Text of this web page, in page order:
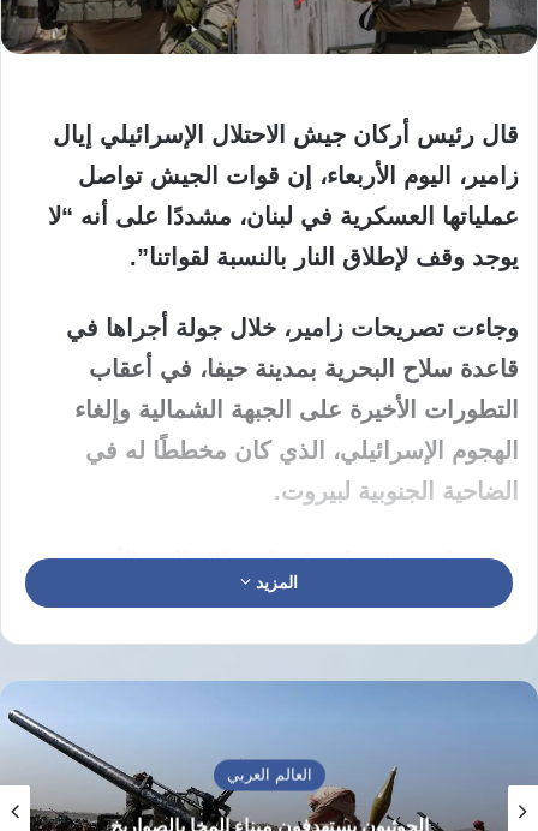
قال رئيس أركان جيش الاحتلال الإسرائيلي إيال
زامير، اليوم الأربعاء، إن قوات الجيش تواصل
عملياتها العسكرية في لبنان، مشددًا على أنه “لا
يوجد وقف لإطلاق النار بالنسبة لقواتنا”.
وجاءت تصريحات زامير، خلال جولة أجراها في
قاعدة سلاح البحرية بمدينة حيفا، في أعقاب
التطورات الأخيرة على الجبهة الشمالية وإلغاء
الهجوم الإسرائيلي، الذي كان مخططًا له في
الضاحية الجنوبية لبيروت.
وتابع زامير: “نعمل على استغلال الحد الأقصى من
حرية العمل العملياتية الممنوحة لنا، وسنستغل كل
فرصة لإزالة التهديدات التي تستهدف مواطني
إسرائيل وقوات الجيش”.
وأضاف، أن إسرائيل تسعى إلى تعزيز دور سلاح
البحرية كذراع إستراتيجية بعيدة المدى، وأنه منذ
المزيد
العالم العربي
الحوثيون يستهدفون ميناء المخا بالصواريخ